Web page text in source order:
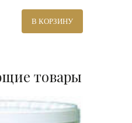
В КОРЗИНУ
товары